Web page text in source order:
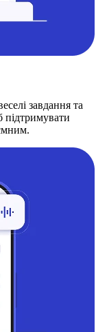
завдання та